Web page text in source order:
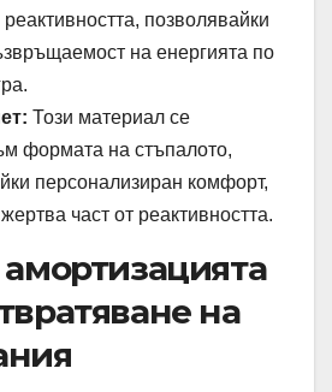
позволявайки
на енергията по
Този материал се
формата на стъпалото,
персонализиран комфорт,
част от реактивността.
на